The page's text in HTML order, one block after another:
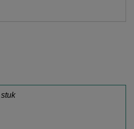
stuk